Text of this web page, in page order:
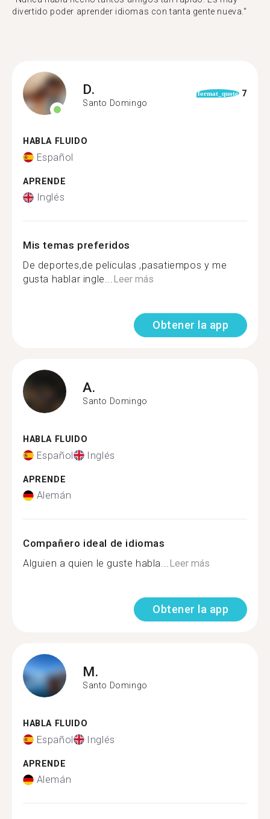
divertido poder aprender idiomas con tanta gente nueva."
D.
Santo Domingo
format_quote 7
HABLA FLUIDO
Español
APRENDE
Inglés
Mis temas preferidos
De deportes,de peliculas ,pasatiempos y me
gusta hablar ingle...Leer más
Obtener la app
A.
Santo Domingo
HABLA FLUIDO
Español Inglés
APRENDE
Alemán
Compañero ideal de idiomas
Alguien a quien le guste habla...Leer más
Obtener la app
M.
Santo Domingo
HABLA FLUIDO
Español Inglés
APRENDE
Alemán